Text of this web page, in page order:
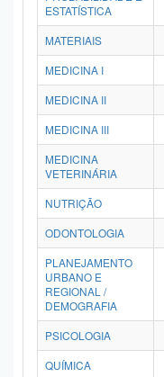
ESTATÍSTICA
MATERIAIS
MEDICINA I
MEDICINA II
MEDICINA III
MEDICINA
VETERINÁRIA
NUTRIÇÃO
ODONTOLOGIA
PLANEJAMENTO
URBANO E
REGIONAL /
DEMOGRAFIA
PSICOLOGIA
QUÍMICA